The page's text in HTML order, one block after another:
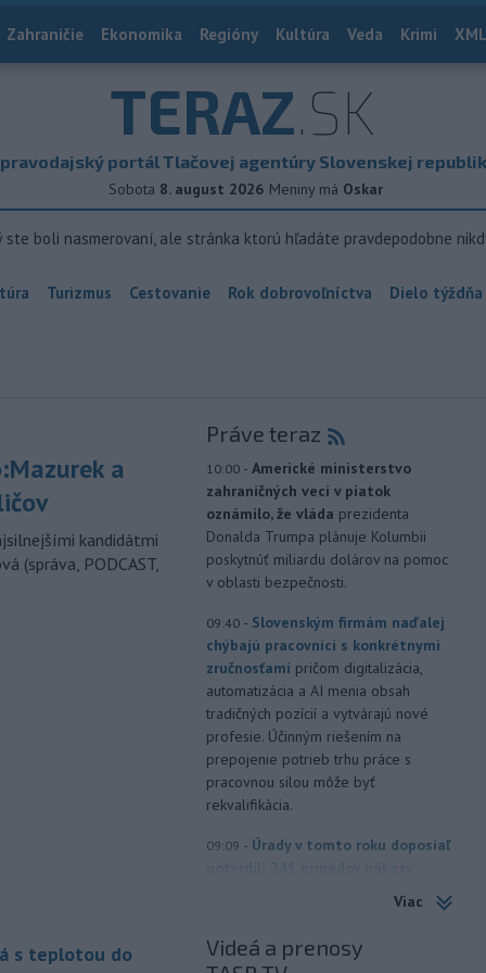
Zahraničie Ekonomika Regióny Kultúra Veda Krimi
TERAZ.SK
portál Tlačovej agentúry Slovenskej
Sobota 8. august 2026 Meniny má Oskar
ste boli nasmerovaní, ale stránka ktorú hľadáte pravdepodobne
Turizmus Cestovanie Rok dobrovoľníctva Dielo týždňa
a
kandidátmi
(správa, PODCAST,
s teplotou do
Práve teraz
10:00 - Americké ministerstvo
zahraničných vecí v piatok
oznámilo, že vláda prezidenta
Donalda Trumpa plánuje Kolumbii
poskytnúť miliardu dolárov na pomoc
v oblasti bezpečnosti.
09:40 - Slovenským firmám naďalej
chýbajú pracovníci s konkrétnymi
zručnosťami pričom digitalizácia,
automatizácia a AI menia obsah
tradičných pozícií a vytvárajú nové
profesie. Účinným riešením na
prepojenie potrieb trhu práce s
pracovnou silou môže byť
rekvalifikácia.
09:09 - Úrady v tomto roku doposiaľ
Európe. Uvádza to týždenná správa,
ktorú v piatok zverejnilo Európske
centrum pre prevenciu a kontrolu
Viac
Videá a prenosy